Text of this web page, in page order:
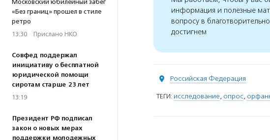
Московский юбилейный забег
«Без границ» прошел в стиле
ретро
13:30 · Прислано НКО
Совфед поддержал
инициативу о бесплатной
юридической помощи
сиротам старше 23 лет
13:19
Президент РФ подписал
закон о новых мерах
поддержки молодежных
информация и полезные
вопросу в
достигнем
Российская Федерация
ТЕГИ: исследование, опрос,